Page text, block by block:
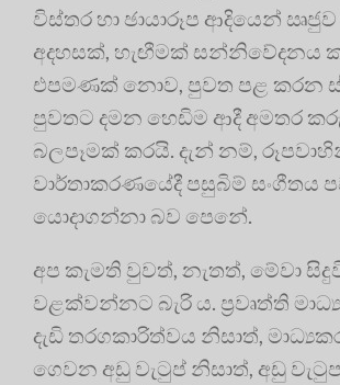
විස්තර හා ඡායාරූප ආදියෙන්
අදහසක්, හැඟීමක් සන්නිවේදනය
එපමණක් නොව, පුවත පළ කරන
පුවතට දමන හෙඩිම ආදී අමතර
බලපෑමක් කරයි. දැන් නම්,
වාර්තාකරණයේදී පසුබිම් සංගීතය
යොදාගන්නා බව පෙනේ.
අප කැමති වුවත්, නැතත්, මේවා
වළක්වන්නට බැරි ය. ප්‍රවෘත්ති
දැඩි තරගකාරිත්වය නිසාත්,
ගෙවන අඩු වැටුප් නිසාත්, අඩු